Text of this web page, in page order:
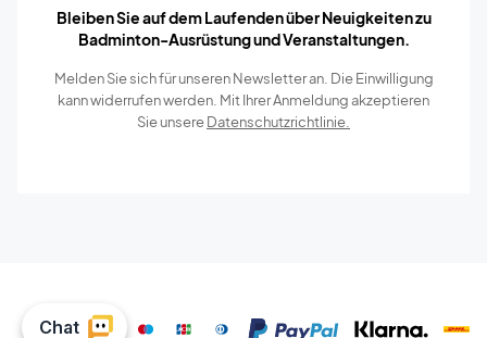
Bleiben Sie auf dem Laufenden über Neuigkeiten zu
Badminton-Ausrüstung und Veranstaltungen.
Melden Sie sich für unseren Newsletter an. Die Einwilligung
kann widerrufen werden. Mit Ihrer Anmeldung akzeptieren
Sie unsereDatenschutzrichtlinie.